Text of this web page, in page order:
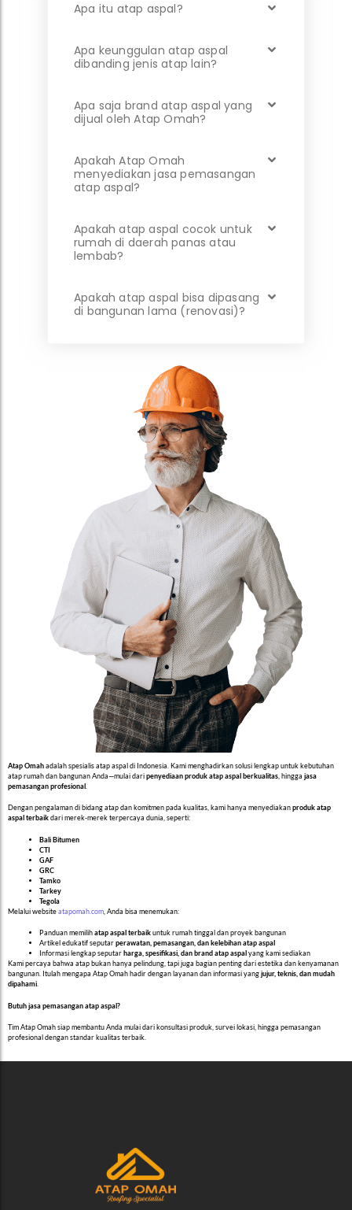
Apa itu atap aspal?
Apa keunggulan atap aspal
dibanding jenis atap lain?
Apa saja brand atap aspal yang
dijual oleh Atap Omah?
Apakah Atap Omah
menyediakan jasa pemasangan
atap aspal?
Apakah atap aspal cocok untuk
rumah di daerah panas atau
lembab?
Apakah atap aspal bisa dipasang
di bangunan lama (renovasi)?
Atap Omahadalah spesialis atap aspal di Indonesia. Kami menghadirkan solusi lengkap untuk kebutuhan
atap rumah dan bangunan Anda—mulai daripenyediaan produk atap aspal berkualitas , hingga jasa
pemasangan profesional
Dengan pengalaman di bidang atap dan komitmen pada kualitas, kami hanya menyediakanproduk atap
aspal terbaikdari merek-merek terpercaya dunia, seperti:
Bali Bitumen
CTI
GAF
GRC
Tamko
Tarkey
Tegola
Melalui websiteatapomah.com , Anda bisa menemukan:
Panduan memilihatap aspal terbaikuntuk rumah tinggal dan proyek bangunan
Artikel edukatif seputarperawatan, pemasangan, dan kelebihan atap aspal
Informasi lengkap seputarharga, spesifikasi, dan brand atap aspalyang kami sediakan
Kami percaya bahwa atap bukan hanya pelindung, tapi juga bagian penting dari estetika dan kenyamanan
bangunan. Itulah mengapa Atap Omah hadir dengan layanan dan informasi yangjujur, teknis, dan mudah
dipahami
Butuh jasa pemasangan atap aspal?
Tim Atap Omah siap membantu Anda mulai dari konsultasi produk, survei lokasi, hingga pemasangan
profesional dengan standar kualitas terbaik.